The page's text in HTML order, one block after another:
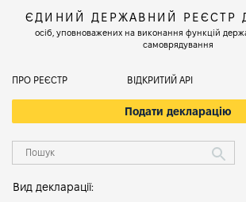
ЄДИНИЙ ДЕРЖАВНИЙ РЕЄСТР
осіб, уповноважених на виконання функцій
самоврядування
ПРО РЕЄСТР ВІДКРИТИЙ АРІ
Подати декларацію
Вид декларації: